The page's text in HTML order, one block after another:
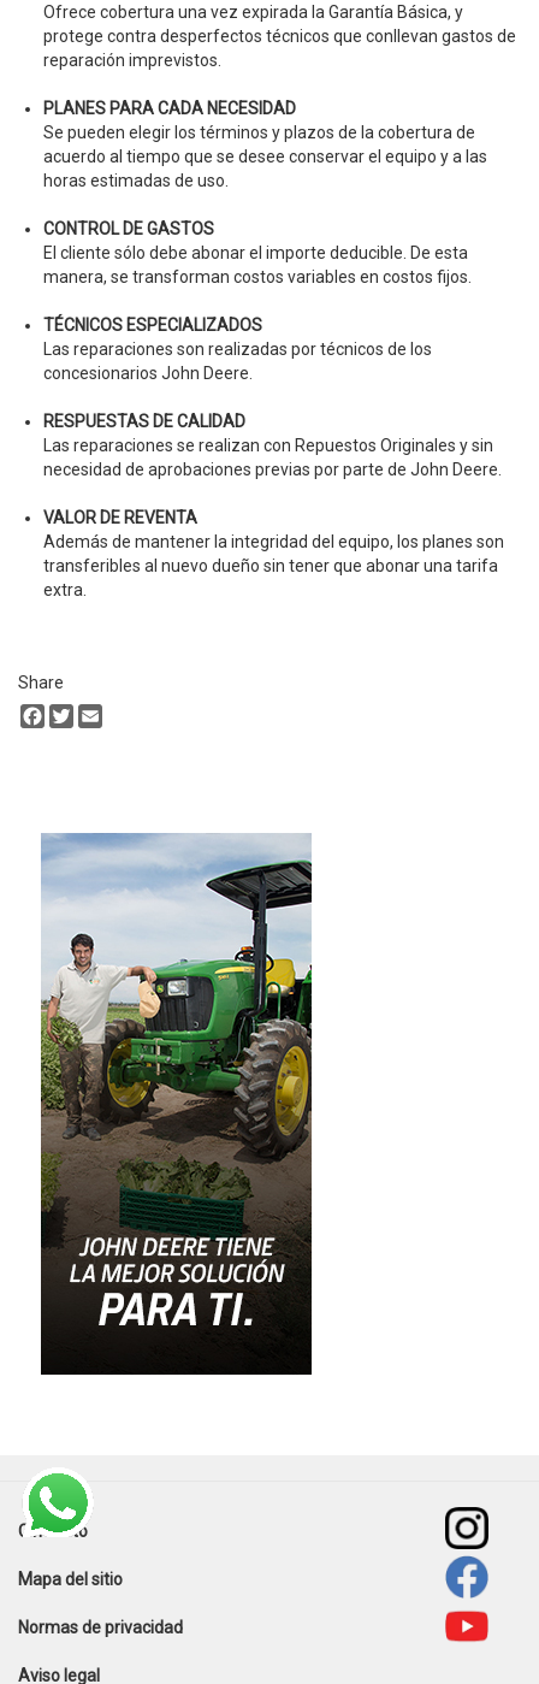
Ofrece cobertura una vez expirada la Garantía Básica, y
protege contra desperfectos técnicos que conllevan gastos de
reparación imprevistos.
PLANES PARA CADA NECESIDAD
Se pueden elegir los términos y plazos de la cobertura de
acuerdo al tiempo que se desee conservar el equipo y a las
horas estimadas de uso.
CONTROL DE GASTOS
El cliente sólo debe abonar el importe deducible. De esta
manera, se transforman costos variables en costos fijos.
TÉCNICOS ESPECIALIZADOS
Las reparaciones son realizadas por técnicos de los
concesionarios John Deere.
RESPUESTAS DE CALIDAD
Las reparaciones se realizan con Repuestos Originales y sin
necesidad de aprobaciones previas por parte de John Deere.
VALOR DE REVENTA
Además de mantener la integridad del equipo, los planes son
transferibles al nuevo dueño sin tener que abonar una tarifa
extra.
Share
Facebook
Twitter
Footer
menu
Contacto
Mapa del sitio
Normas de privacidad
Aviso legal